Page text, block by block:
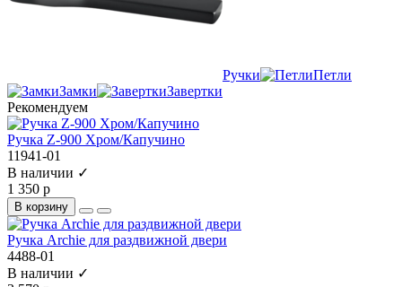
Ручки
Петли
Замки
Завертки
Рекомендуем
Ручка Z-900 Хром/Капучино
11941-01
В наличии ✓
1 350 р
В корзину
Ручка Archie для раздвижной двери
4488-01
В наличии ✓